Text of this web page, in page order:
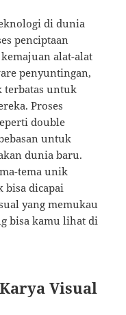
di dunia
penciptaan
alat-alat
penyuntingan,
terbatas untuk
Proses
double
untuk
dunia baru.
tema unik
bisa dicapai
yang memukau
bisa kamu lihat di
Visual